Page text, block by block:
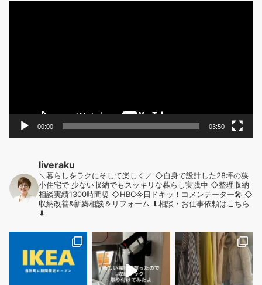
00:00 03:50
liveraku
＼暮らしをラクにそして楽しく／ ◇自身で設計した28坪の狭
小住宅で 少ない収納でもスッキリな暮らし実践中 ◇整理収納
相談実績1300時間⏰ ◇HBC今日ドキッ！コメンテーター🎤 ◇
収納改善&新築相談＆リフォーム ⬇︎相談・お仕事依頼はこちら
⬇︎